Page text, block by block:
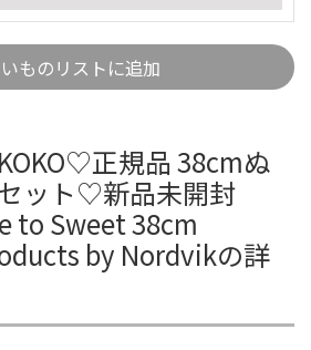
ものリストに追加
正規品 38cmぬ
ット♡新品未開封
to Sweet 38cm
by Nordvikの詳